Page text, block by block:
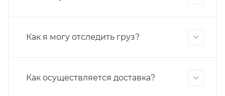
Как я могу отследить груз?
Как осуществляется доставка?